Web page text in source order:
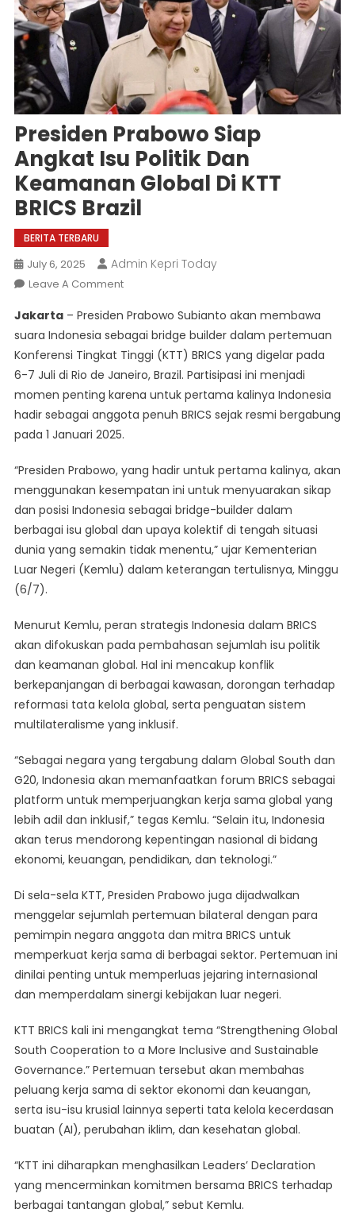
Presiden Prabowo Siap
Angkat Isu Politik Dan
Keamanan Global Di KTT
BRICS Brazil
BERITA TERBARU
July 6, 2025 Admin Kepri Today
Leave A CommentOn
Prabowo
Siap
Angkat
Isu
Politik
Dan
Di
KTT
BRICS
Jakarta– Presiden Prabowo Subianto akan membawa
suara Indonesia sebagai bridge builder dalam pertemuan
Konferensi Tingkat Tinggi (KTT) BRICS yang digelar pada
6-7 Juli di Rio de Janeiro, Brazil. Partisipasi ini menjadi
momen penting karena untuk pertama kalinya Indonesia
hadir sebagai anggota penuh BRICS sejak resmi bergabung
pada 1 Januari 2025.
“Presiden Prabowo, yang hadir untuk pertama kalinya, akan
menggunakan kesempatan ini untuk menyuarakan sikap
dan posisi Indonesia sebagai bridge-builder dalam
berbagai isu global dan upaya kolektif di tengah situasi
dunia yang semakin tidak menentu,” ujar Kementerian
Luar Negeri (Kemlu) dalam keterangan tertulisnya, Minggu
(6/7).
Menurut Kemlu, peran strategis Indonesia dalam BRICS
akan difokuskan pada pembahasan sejumlah isu politik
dan keamanan global. Hal ini mencakup konflik
berkepanjangan di berbagai kawasan, dorongan terhadap
reformasi tata kelola global, serta penguatan sistem
multilateralisme yang inklusif.
“Sebagai negara yang tergabung dalam Global South dan
G20, Indonesia akan memanfaatkan forum BRICS sebagai
platform untuk memperjuangkan kerja sama global yang
lebih adil dan inklusif,” tegas Kemlu. “Selain itu, Indonesia
akan terus mendorong kepentingan nasional di bidang
ekonomi, keuangan, pendidikan, dan teknologi.”
Di sela-sela KTT, Presiden Prabowo juga dijadwalkan
menggelar sejumlah pertemuan bilateral dengan para
pemimpin negara anggota dan mitra BRICS untuk
memperkuat kerja sama di berbagai sektor. Pertemuan ini
dinilai penting untuk memperluas jejaring internasional
dan memperdalam sinergi kebijakan luar negeri.
KTT BRICS kali ini mengangkat tema “Strengthening Global
South Cooperation to a More Inclusive and Sustainable
Governance.” Pertemuan tersebut akan membahas
peluang kerja sama di sektor ekonomi dan keuangan,
serta isu-isu krusial lainnya seperti tata kelola kecerdasan
buatan (AI), perubahan iklim, dan kesehatan global.
“KTT ini diharapkan menghasilkan Leaders’ Declaration
yang mencerminkan komitmen bersama BRICS terhadap
berbagai tantangan global,” sebut Kemlu.